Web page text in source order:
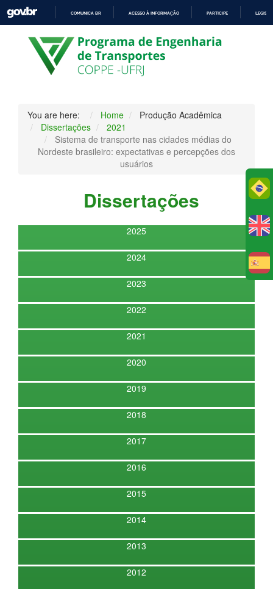
PARA
O
CONTEÚDO
COMUNICA BR ACESSO À INFORMAÇÃO PARTICIPE
You are here: Home
Produção Acadêmica
Dissertações
2021
Sistema de transporte nas cidades médias do
Nordeste brasileiro: expectativas e percepções dos
usuários
Dissertações
2025
2024
2023
2022
2021
2020
2019
2018
2017
2016
2015
2014
2013
2012